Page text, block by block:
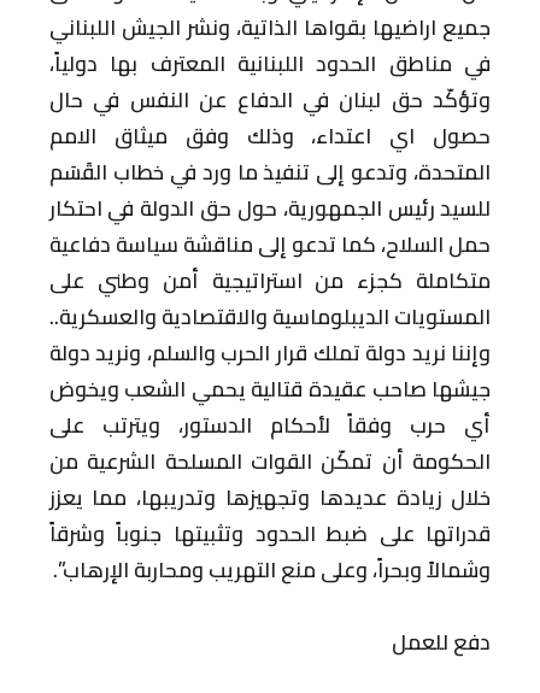
جميع اراضيها بقواها الذاتية، ونشر الجيش اللبناني
في مناطق الحدود اللبنانية المعترف بها دولياً،
وتؤكّد حق لبنان في الدفاع عن النفس في حال
حصول اي اعتداء، وذلك وفق ميثاق الامم
المتحدة، وتدعو إلى تنفيذ ما ورد في خطاب القَسَم
للسيد رئيس الجمهورية، حول حق الدولة في احتكار
حمل السلاح، كما تدعو إلى مناقشة سياسة دفاعية
متكاملة كجزء من استراتيجية أمن وطني على
المستويات الديبلوماسية والاقتصادية والعسكرية..
وإننا نريد دولة تملك قرار الحرب والسلم، ونريد دولة
جيشها صاحب عقيدة قتالية يحمي الشعب ويخوض
أي حرب وفقاً لأحكام الدستور، ويترتب على
الحكومة أن تمكّن القوات المسلحة الشرعية من
خلال زيادة عديدها وتجهيزها وتدريبها، مما يعزز
قدراتها على ضبط الحدود وتثبيتها جنوباً وشرقاً
وشمالاً وبحراً، وعلى منع التهريب ومحاربة الإرهاب”.
دفع للعمل